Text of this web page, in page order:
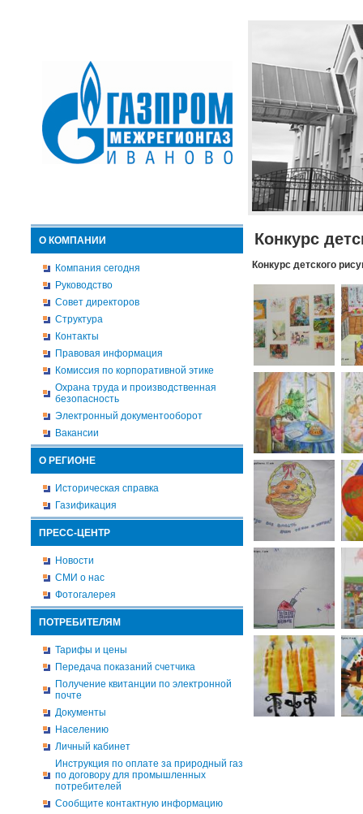
О КОМПАНИИ
Компания сегодня
Руководство
Совет директоров
Структура
Контакты
Правовая информация
Комиссия по корпоративной этике
Охрана труда и производственная
безопасность
Электронный документооборот
Вакансии
О РЕГИОНЕ
Историческая справка
Газификация
ПРЕСС-ЦЕНТР
Новости
СМИ о нас
Фотогалерея
ПОТРЕБИТЕЛЯМ
Тарифы и цены
Передача показаний счетчика
Получение квитанции по электронной
почте
Документы
Населению
Личный кабинет
Инструкция по оплате за природный газ
по договору для промышленных
потребителей
Сообщите контактную информацию
Конкурс
Конкурс детского